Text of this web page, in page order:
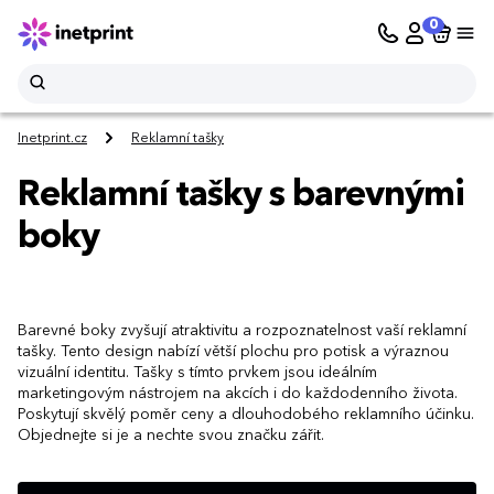
0
Inetprint.cz Reklamní tašky
Reklamní tašky s barevnými
boky
Barevné boky zvyšují atraktivitu a rozpoznatelnost vaší reklamní
tašky. Tento design nabízí větší plochu pro potisk a výraznou
vizuální identitu. Tašky s tímto prvkem jsou ideálním
marketingovým nástrojem na akcích i do každodenního života.
Poskytují skvělý poměr ceny a dlouhodobého reklamního účinku.
Objednejte si je a nechte svou značku zářit.